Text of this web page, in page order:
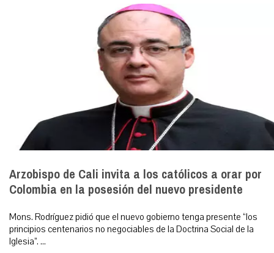
Arzobispo de Cali invita a los católicos a orar por
Colombia en la posesión del nuevo presidente
Mons. Rodríguez pidió que el nuevo gobierno tenga presente “los
principios centenarios no negociables de la Doctrina Social de la
Iglesia”. ...